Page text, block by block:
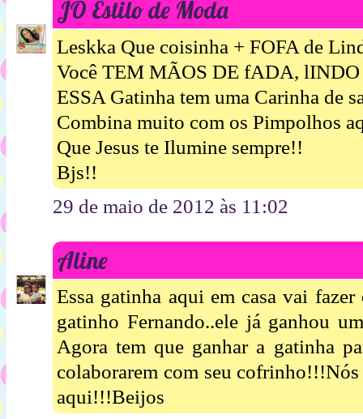
JÔ Estilo de Moda
Leskka Que coisinha + FOFA de
Você TEM MÃOS DE fADA,
ESSA Gatinha tem uma Carinha de
Combina muito com os Pimpolhos
Que Jesus te Ilumine sempre!!
Bjs!!
29 de maio de 2012 às 11:02
Aline
Essa gatinha aqui em casa vai
gatinho Fernando..ele já ganhou
Agora tem que ganhar a gatinha
colaborarem com seu
aqui!!!Beijos